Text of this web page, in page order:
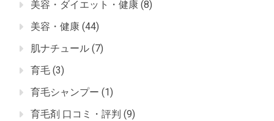
美容・ダイエット・健康 (8)
美容・健康 (44)
肌ナチュール (7)
育毛 (3)
育毛シャンプー (1)
育毛剤 口コミ・評判 (9)